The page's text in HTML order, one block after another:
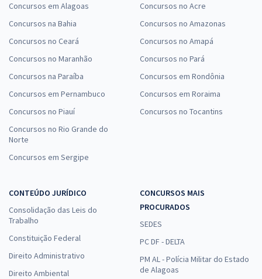
Concursos em Alagoas
Concursos na Bahia
Concursos no Ceará
Concursos no Maranhão
Concursos na Paraíba
Concursos em Pernambuco
Concursos no Piauí
Concursos no Rio Grande do
Norte
Concursos em Sergipe
Concursos no Acre
Concursos no Amazonas
Concursos no Amapá
Concursos no Pará
Concursos em Rondônia
Concursos em Roraima
Concursos no Tocantins
CONTEÚDO JURÍDICO
Consolidação das Leis do
Trabalho
Constituição Federal
Direito Administrativo
Direito Ambiental
CONCURSOS MAIS
PROCURADOS
SEDES
PC DF - DELTA
PM AL - Polícia Militar do Estado
de Alagoas